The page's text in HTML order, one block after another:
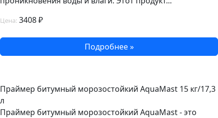
Цена: 3408 ₽
Подробнее »
Праймер битумный морозостойкий AquaMast 15 кг/17,3
л
Праймер битумный морозостойкий AquaMast - это